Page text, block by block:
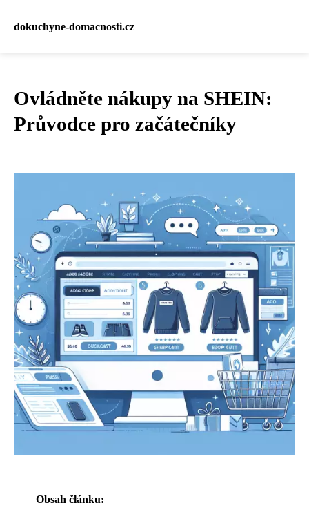
dokuchyne-domacnosti.cz
Ovládněte nákupy na SHEIN:
Průvodce pro začátečníky
Obsah článku: